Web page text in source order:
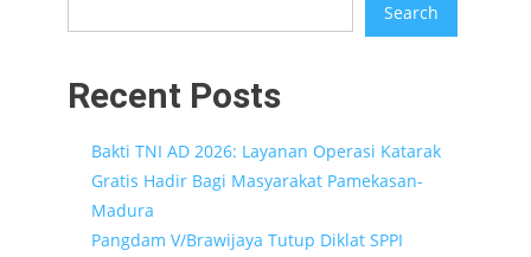
Search
Recent Posts
Bakti TNI AD 2026: Layanan Operasi Katarak
Gratis Hadir Bagi Masyarakat Pamekasan-
Madura
Pangdam V/Brawijaya Tutup Diklat SPPI